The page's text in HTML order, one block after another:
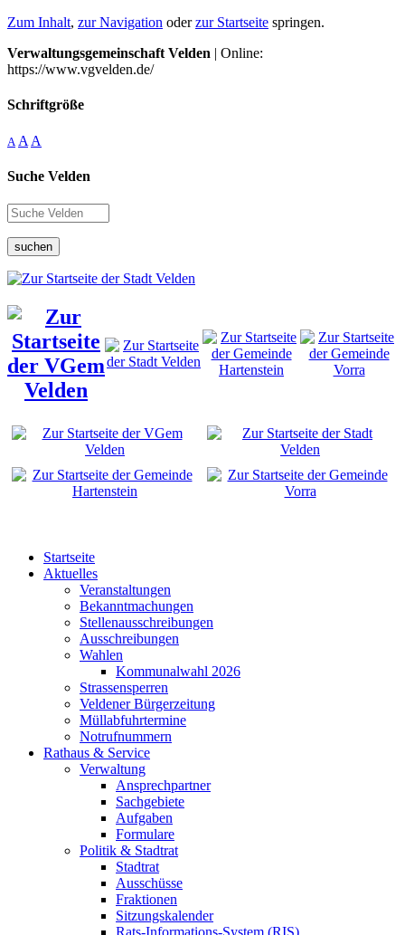
Zum Inhalt, zur Navigation oderzur Startseite springen.
Verwaltungsgemeinschaft Velden | Online:
https://www.vgvelden.de/
Schriftgröße
A A A
Suche Velden
suchen
Startseite
Aktuelles
Veranstaltungen
Bekanntmachungen
Stellenausschreibungen
Ausschreibungen
Wahlen
Kommunalwahl 2026
Strassensperren
Veldener Bürgerzeitung
Müllabfuhrtermine
Notrufnummern
Rathaus & Service
Verwaltung
Ansprechpartner
Sachgebiete
Aufgaben
Formulare
Politik & Stadtrat
Stadtrat
Ausschüsse
Fraktionen
Sitzungskalender
Rats-Informations-System (RIS)